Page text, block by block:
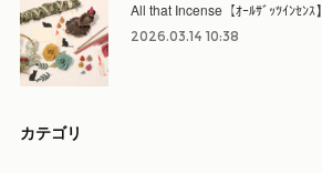
All that Incense【ｵｰﾙｻﾞｯﾂｲﾝｾﾝｽ】
2026.03.14 10:38
カテゴリ